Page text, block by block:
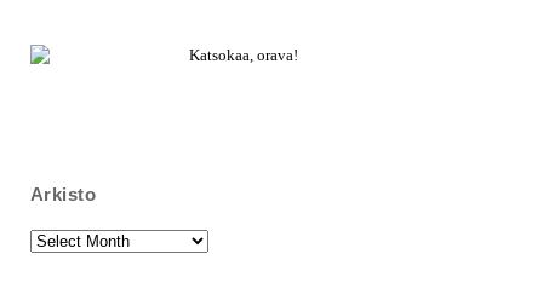
Katsokaa, orava!
Arkisto
Arkisto